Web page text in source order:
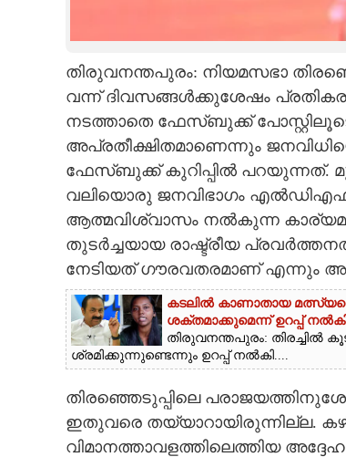
LITERATURE
തിരുവനന്തപുരം: നിയമസഭാ
വന്ന് ദിവസങ്ങൾക്കുശേഷം
നടത്താതെ ഫേസ്ബുക്ക്
അപ്രതീക്ഷിതമാണെന്നും
ഫേസ്ബുക്ക് കുറിപ്പിൽ പറയുന്നത്.
വലിയൊരു ജനവിഭാഗം
ആത്മവിശ്വാസം നൽകുന്ന
തുടർച്ചയായ രാഷ്ട്രീയ
നേടിയത് ഗൗരവതരമാണ് എന്നും
കടലിൽ കാണാതായ
ശക്തമാക്കുമെന്ന് ഉറപ്പ് നൽകി
തിരുവനന്തപുരം: തിരച്ചിൽ
ശ്രമിക്കുന്നുണ്ടെന്നും ഉറപ്പ് നൽകി....
തിരഞ്ഞെടുപ്പിലെ
ഇതുവരെ തയ്യാറായിരുന്നില്ല.
വിമാനത്താവളത്തിലെത്തിയ